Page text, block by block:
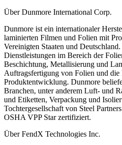
Über Dunmore International Corp.
Dunmore ist ein internationaler
laminierten Filmen und Folien mit
Vereinigten Staaten und
Dienstleistungen im Bereich der
Beschichtung, Metallisierung und
Auftragsfertigung von Folien und die
Produktentwicklung. Dunmore
Branchen, unter anderem Luft- und
und Etiketten, Verpackung und
Tochtergesellschaft von Steel
OSHA VPP Star zertifiziert.
Über FendX Technologies Inc.